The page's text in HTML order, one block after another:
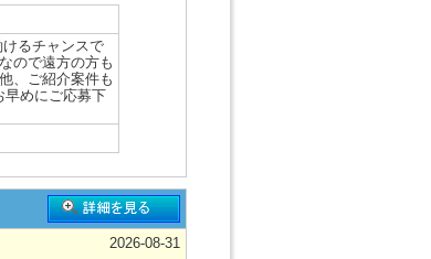
るチャンスで
ので遠方の方も
、ご紹介案件も
早めにご応募下
2026-08-31